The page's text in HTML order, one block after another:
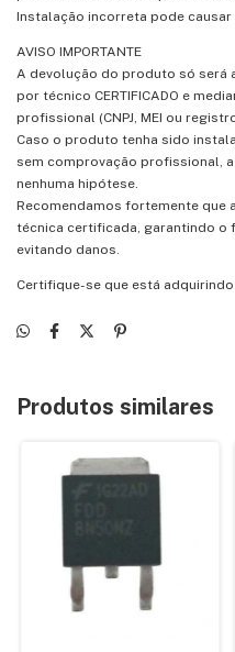
Instalação incorreta pode causar
AVISO IMPORTANTE
A devolução do produto só será
por técnico CERTIFICADO e
profissional (CNPJ, MEI ou
Caso o produto tenha sido
sem comprovação profissional,
nenhuma hipótese.
Recomendamos fortemente que
técnica certificada, garantindo
evitando danos.
Certifique-se que está
Produtos similares